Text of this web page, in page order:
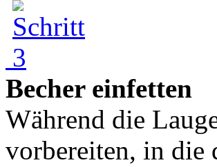
Becher einfetten
Während die
vorbereiten, in die